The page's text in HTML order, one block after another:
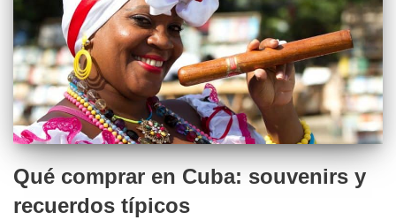
Qué comprar en Cuba: souvenirs y
recuerdos típicos